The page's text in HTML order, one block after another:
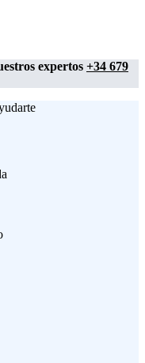
expertos +34 679